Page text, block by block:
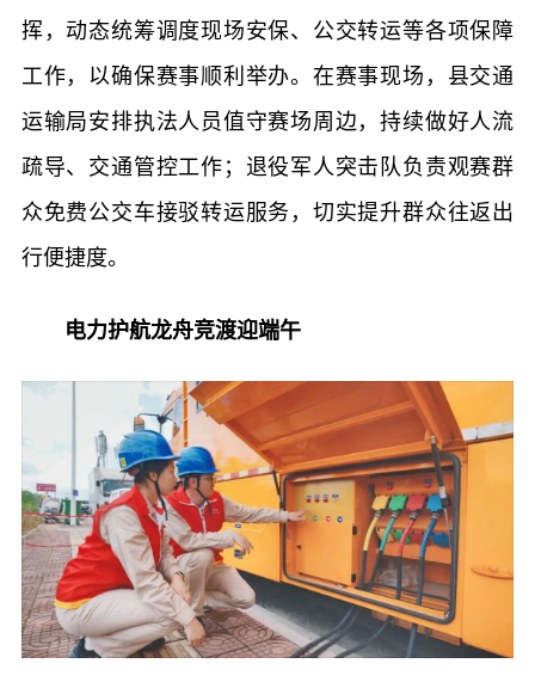
挥，动态统筹调度现场安保、公交转运等各项保障
工作，以确保赛事顺利举办。在赛事现场，县交通
运输局安排执法人员值守赛场周边，持续做好人流
疏导、交通管控工作；退役军人突击队负责观赛群
众免费公交车接驳转运服务，切实提升群众往返出
行便捷度。
电力护航龙舟竞渡迎端午